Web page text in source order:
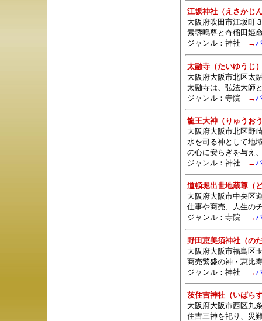
江坂神社（えさかじ
大阪府吹田市江坂町
素盞嗚尊と奇稲田姫
ジャンル： 神社 →
太融寺（たいゆうじ
大阪府大阪市北区太
太融寺は、弘法大師
ジャンル： 寺院→
龍王大神（りゅうお
大阪府大阪市北区野
水を司る神として地
の心に安らぎを与え
ジャンル： 神社 →
道頓堀出世地蔵尊（
大阪府大阪市中央区
仕事や商売、人生の
ジャンル： 寺院→
野田恵美須神社（の
大阪府大阪市福島区
商売繁盛の神・恵比
ジャンル： 神社 →
茨住吉神社（いばら
大阪府大阪市西区九
住吉三神を祀り、災